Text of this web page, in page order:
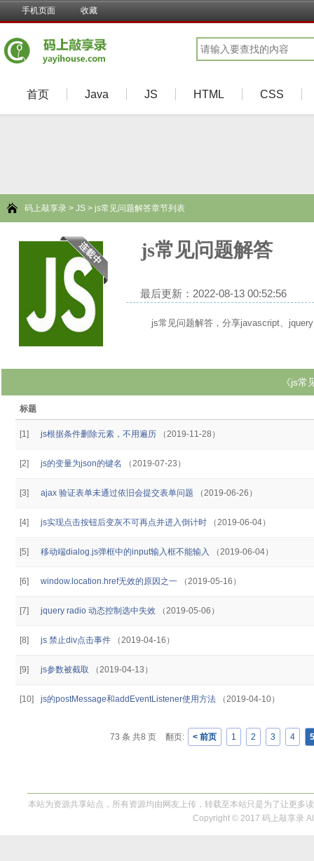
手机页面 收藏
首页 Java JS HTML CSS
码上敲享录 > JS > js常见问题解答章节列表
js常见问题解答
最后更新：2022-08-13 00:52:56
js常见问题解答，分享javascript、
《js
标题
[1] js根据条件删除元素，不用遍历 （2019-11-28）
[2] js的变量为json的键名 （2019-07-23）
[3] ajax 验证表单未通过依旧会提交表单问题 （2019-06-26）
[4] js实现点击按钮后变灰不可再点并进入倒计时 （2019-06-04）
[5] 移动端dialog.js弹框中的input输入框不能输入 （2019-06-04）
[6] window.location.href无效的原因之一 （2019-05-16）
[7] jquery radio 动态控制选中失效 （2019-05-06）
[8] js 禁止div点击事件 （2019-04-16）
[9] js参数被截取 （2019-04-13）
[10] js的postMessage和addEventListener使用方法 （2019-04-10）
73 条 共8 页 翻页: < 前页 1 2 3 4 5
本站为资源共享站点，所有资源均由网友上传，转载至本站只是为了让更多
Copyright © 2017 码上敲享录